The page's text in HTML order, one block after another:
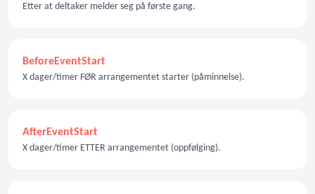
Etter at deltaker melder seg på første gang.
BeforeEventStart
X dager/timer FØR arrangementet starter (påminnelse).
AfterEventStart
X dager/timer ETTER arrangementet (oppfølging).